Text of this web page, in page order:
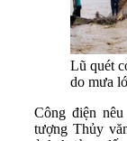
Lũ quét
do mưa
Công điện
tượng Thủy